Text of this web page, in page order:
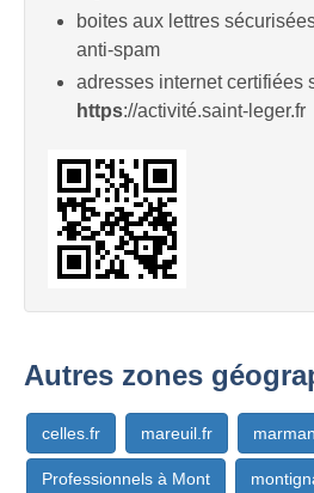
boites aux lettres
anti-spam
adresses internet certifiées
https://activité.saint-leger.fr
Autres zones
celles.fr mareuil.fr
Professionnels à Mont